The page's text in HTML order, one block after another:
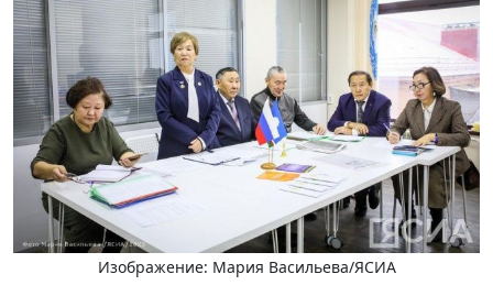
Изображение: Мария Васильева/ЯСИА